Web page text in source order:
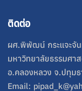
ติดต่อ
ผศ.พิพัฒน์ กระแจะจั
มหาวิทยาลัยธรรมศา
อ.คลองหลวง จ.ปทุม
Email: